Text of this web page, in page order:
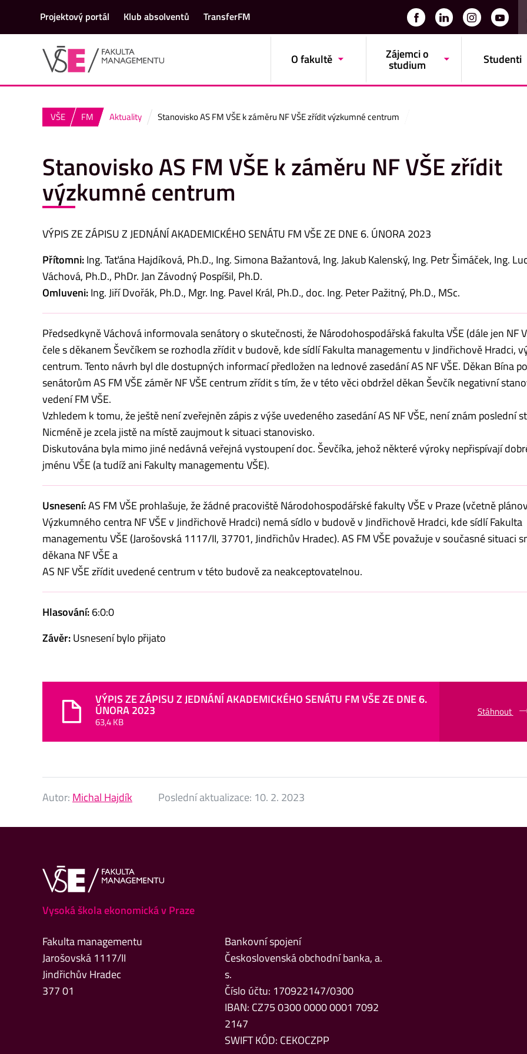
Projektový portál Klub absolventů TransferFM
O fakultě Zájemci o
studium Studenti
VŠE FM Aktuality Stanovisko AS FM VŠE k záměru NF VŠE zřídit výzkumné centrum
Stanovisko AS FM VŠE k záměru NF VŠE zřídit
výzkumné centrum
VÝPIS ZE ZÁPISU Z JEDNÁNÍ AKADEMICKÉHO SENÁTU FM VŠE ZE DNE 6. ÚNORA 2023
Přítomni:Ing. Taťána Hajdíková, Ph.D., Ing. Simona Bažantová, Ing. Jakub Kalenský, Ing. Petr Šimáček, Ing.
Váchová, Ph.D., PhDr. Jan Závodný Pospíšil, Ph.D.
Omluveni:Ing. Jiří Dvořák, Ph.D., Mgr. Ing. Pavel Král, Ph.D., doc. Ing. Peter Pažitný, Ph.D., MSc.
Předsedkyně Váchová informovala senátory o skutečnosti, že Národohospodářská fakulta VŠE (dále jen NF
čele s děkanem Ševčíkem se rozhodla zřídit v budově, kde sídlí Fakulta managementu v Jindřichově Hradci,
centrum. Tento návrh byl dle dostupných informací předložen na lednové zasedání AS NF VŠE. Děkan Bína
senátorům AS FM VŠE záměr NF VŠE centrum zřídit s tím, že v této věci obdržel děkan Ševčík negativní
vedení FM VŠE.
Vzhledem k tomu, že ještě není zveřejněn zápis z výše uvedeného zasedání AS NF VŠE, není znám poslední
Nicméně je zcela jistě na místě zaujmout k situaci stanovisko.
Diskutována byla mimo jiné nedávná veřejná vystoupení doc. Ševčíka, jehož některé výroky nepřispívají
jménu VŠE (a tudíž ani Fakulty managementu VŠE).
Usnesení:AS FM VŠE prohlašuje, že žádné pracoviště Národohospodářské fakulty VŠE v Praze (včetně
Výzkumného centra NF VŠE v Jindřichově Hradci) nemá sídlo v budově v Jindřichově Hradci, kde sídlí Fakulta
managementu VŠE (Jarošovská 1117/II, 37701, Jindřichův Hradec). AS FM VŠE považuje v současné situaci
děkana NF VŠE a
AS NF VŠE zřídit uvedené centrum v této budově za neakceptovatelnou.
Hlasování:6:0:0
Závěr:Usnesení bylo přijato
VÝPIS ZE ZÁPISU Z JEDNÁNÍ AKADEMICKÉHO SENÁTU FM VŠE ZE DNE 6.
ÚNORA 2023
63,4 KB
Stáhnout
Autor: Michal Hajdík Poslední aktualizace: 10. 2. 2023
Vysoká škola ekonomická v Praze
Fakulta managementu
Jarošovská 1117/II
Jindřichův Hradec
377 01
Bankovní spojení
Československá obchodní banka, a.
s.
Číslo účtu: 170922147/0300
IBAN: CZ75 0300 0000 0001 7092
2147
SWIFT KÓD: CEKOCZPP